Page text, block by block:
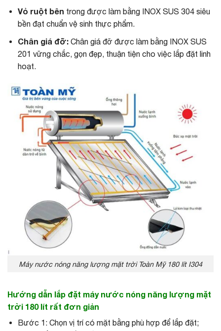
Vỏ ruột bên trong được làm bằng INOX SUS 304 siêu
bền đạt chuẩn vệ sinh thực phẩm.
Chân giá đỡ:Chân giá đỡ được làm bằng INOX SUS
201 vững chắc, gọn đẹp, thuận tiện cho việc lắp đặt linh
hoạt.
Máy nước nóng năng lượng mặt trời Toàn Mỹ 180 lít I304
Hướng dẫn lắp đặt máy nước nóng năng lượng mặt
trời 180 lít rất đơn giản
Bước 1: Chọn vị trí có mặt bằng phù hợp để lắp đặt;